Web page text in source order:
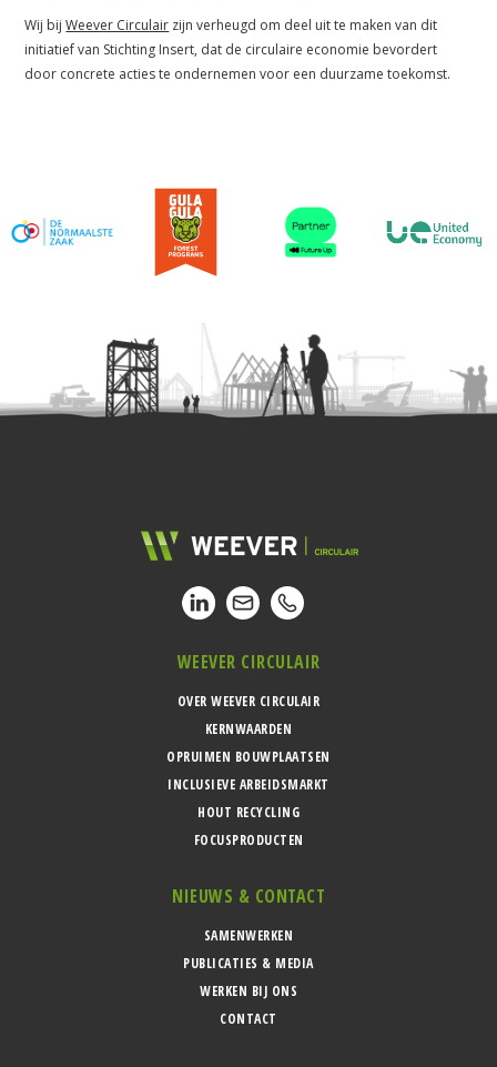
Wij bijWeever Circulair zijn verheugd om deel uit te maken van dit
initiatief van Stichting Insert, dat de circulaire economie bevordert
door concrete acties te ondernemen voor een duurzame toekomst.
WEEVER CIRCULAIR
OVER WEEVER CIRCULAIR
KERNWAARDEN
OPRUIMEN BOUWPLAATSEN
INCLUSIEVE ARBEIDSMARKT
HOUT RECYCLING
FOCUSPRODUCTEN
NIEUWS & CONTACT
SAMENWERKEN
PUBLICATIES & MEDIA
WERKEN BIJ ONS
CONTACT